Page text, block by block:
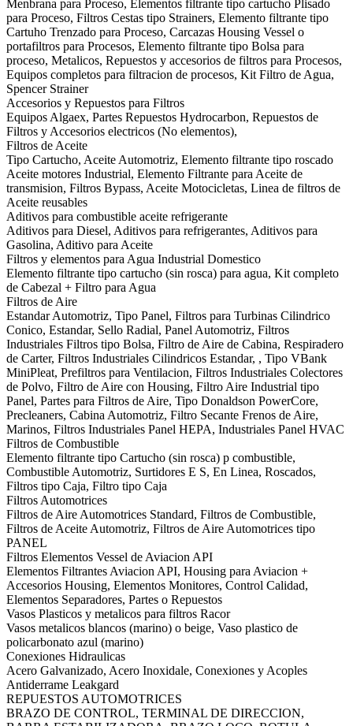
Menbrana para Proceso, Elementos filtrante tipo cartucho Plisado
para Proceso, Filtros Cestas tipo Strainers, Elemento filtrante tipo
Cartuho Trenzado para Proceso, Carcazas Housing Vessel o
portafiltros para Procesos, Elemento filtrante tipo Bolsa para
proceso, Metalicos, Repuestos y accesorios de filtros para Procesos,
Equipos completos para filtracion de procesos, Kit Filtro de Agua,
Spencer Strainer
Accesorios y Repuestos para Filtros
Equipos Algaex, Partes Repuestos Hydrocarbon, Repuestos de
Filtros y Accesorios electricos (No elementos),
Filtros de Aceite
Tipo Cartucho, Aceite Automotriz, Elemento filtrante tipo roscado
Aceite motores Industrial, Elemento Filtrante para Aceite de
transmision, Filtros Bypass, Aceite Motocicletas, Linea de filtros de
Aceite reusables
Aditivos para combustible aceite refrigerante
Aditivos para Diesel, Aditivos para refrigerantes, Aditivos para
Gasolina, Aditivo para Aceite
Filtros y elementos para Agua Industrial Domestico
Elemento filtrante tipo cartucho (sin rosca) para agua, Kit completo
de Cabezal + Filtro para Agua
Filtros de Aire
Estandar Automotriz, Tipo Panel, Filtros para Turbinas Cilindrico
Conico, Estandar, Sello Radial, Panel Automotriz, Filtros
Industriales Filtros tipo Bolsa, Filtro de Aire de Cabina, Respiradero
de Carter, Filtros Industriales Cilindricos Estandar, , Tipo VBank
MiniPleat, Prefiltros para Ventilacion, Filtros Industriales Colectores
de Polvo, Filtro de Aire con Housing, Filtro Aire Industrial tipo
Panel, Partes para Filtros de Aire, Tipo Donaldson PowerCore,
Precleaners, Cabina Automotriz, Filtro Secante Frenos de Aire,
Marinos, Filtros Industriales Panel HEPA, Industriales Panel HVAC
Filtros de Combustible
Elemento filtrante tipo Cartucho (sin rosca) p combustible,
Combustible Automotriz, Surtidores E S, En Linea, Roscados,
Filtros tipo Caja, Filtro tipo Caja
Filtros Automotrices
Filtros de Aire Automotrices Standard, Filtros de Combustible,
Filtros de Aceite Automotriz, Filtros de Aire Automotrices tipo
PANEL
Filtros Elementos Vessel de Aviacion API
Elementos Filtrantes Aviacion API, Housing para Aviacion +
Accesorios Housing, Elementos Monitores, Control Calidad,
Elementos Separadores, Partes o Repuestos
Vasos Plasticos y metalicos para filtros Racor
Vasos metalicos blancos (marino) o beige, Vaso plastico de
policarbonato azul (marino)
Conexiones Hidraulicas
Acero Galvanizado, Acero Inoxidale, Conexiones y Acoples
Antiderrame Leakgard
REPUESTOS AUTOMOTRICES
BRAZO DE CONTROL, TERMINAL DE DIRECCION,